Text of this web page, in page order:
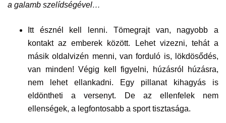
a galamb szelídségével…
Itt észnél kell lenni. Tömegrajt van, nagyobb a
kontakt az emberek között. Lehet vizezni, tehát a
másik oldalvizén menni, van forduló is, lökdösődés,
van minden! Végig kell figyelni, húzásról húzásra,
nem lehet ellankadni. Egy pillanat kihagyás is
eldöntheti a versenyt. De az ellenfelek nem
ellenségek, a legfontosabb a sport tisztasága.